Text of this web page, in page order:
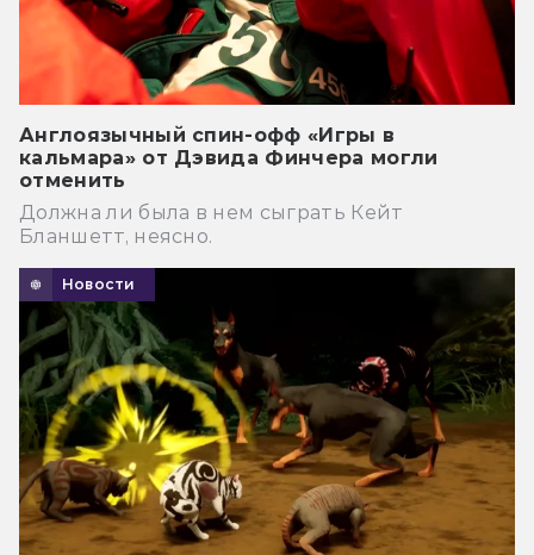
Англоязычный спин-офф «Игры в
кальмара» от Дэвида Финчера могли
отменить
Должна ли была в нем сыграть Кейт
Бланшетт, неясно.
Новости